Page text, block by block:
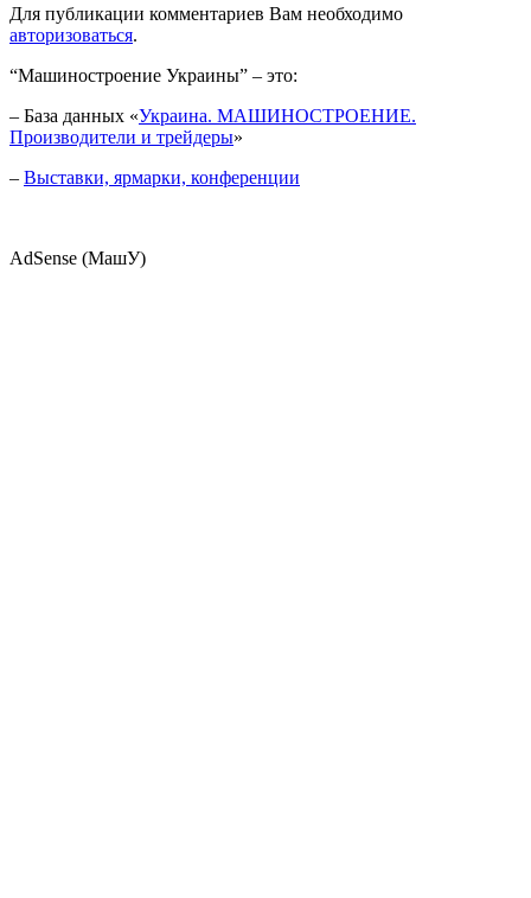
Для публикации комментариев Вам необходимо
авторизоваться.
“Машиностроение Украины” – это:
– База данных «Украина. МАШИНОСТРОЕНИЕ.
Производители и трейдеры»
– Выставки, ярмарки, конференции
AdSense (МашУ)